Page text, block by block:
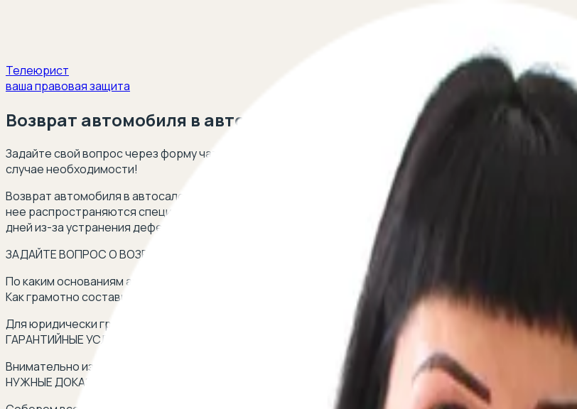
Телеюрист
ваша правовая защита
Возврат автомобиля в автосалон
Задайте свой вопрос через форму чата внизу страницы — проконсультируем подробно о нюансах
случае необходимости!
Возврат автомобиля в автосалон осуществляется в соответствии с законом о защите прав
нее распространяются специальные правила. Установлено, что возврат происходит при
дней из-за устранения дефектов, а также при обнаружении небольших или существенных
ЗАДАЙТЕ ВОПРОС О ВОЗРАТЕ АВТОМОБИЛЯ ЧЕРЕЗ ФОРМУ ЧАТА ВНИЗУ СТРАНИЦЫ. ВАС
По каким основаниям автомобиль возвращается в автосалон? Какой срок установлен для этого? Как
Как грамотно составить претензию? В каком порядке разрешаются споры с автосалоном?
Для юридически грамотного возврата автомобиля продавцу и получения денежных средств
ГАРАНТИЙНЫЕ УСЛОВИЯ:</b>
Внимательно изучим договор купли-продажи автомобиля и условия гарантии, чтобы определить
НУЖНЫЕ ДОКАЗАТЕЛЬСТВА:</b>